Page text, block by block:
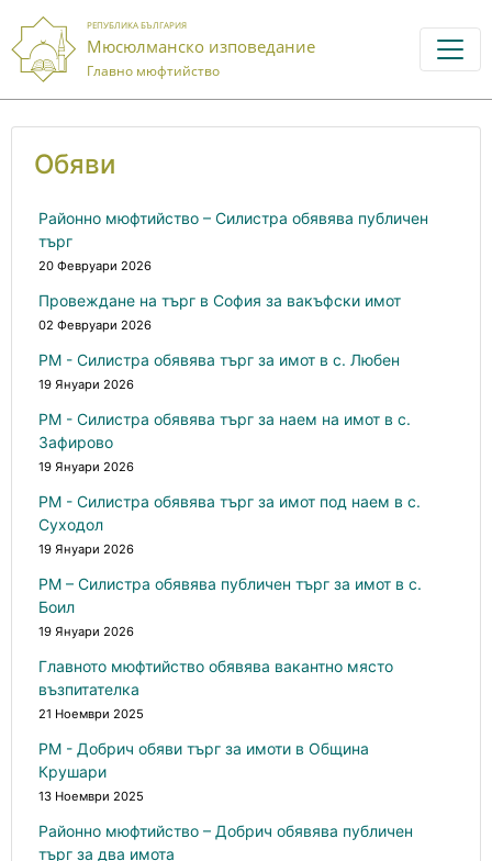
РЕПУБЛИКА БЪЛГАРИЯ
Мюсюлманско изповедание
Главно мюфтийство
Обяви
Районно мюфтийство – Силистра обявява публичен
търг
20 Февруари 2026
Провеждане на търг в София за вакъфски имот
02 Февруари 2026
РМ - Силистра обявява търг за имот в с. Любен
19 Януари 2026
РМ - Силистра обявява търг за наем на имот в с.
Зафирово
19 Януари 2026
РМ - Силистра обявява търг за имот под наем в с.
Суходол
19 Януари 2026
РМ – Силистра обявява публичен търг за имот в с.
Боил
19 Януари 2026
Главното мюфтийство обявява вакантно място
възпитателка
21 Ноември 2025
РМ - Добрич обяви търг за имоти в Община
Крушари
13 Ноември 2025
Районно мюфтийство – Добрич обявява публичен
търг за два имота